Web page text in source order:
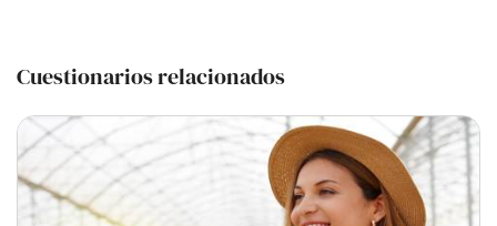
Cuestionarios relacionados